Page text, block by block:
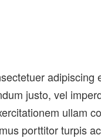
justo, vel
ullam
porttitor turpis